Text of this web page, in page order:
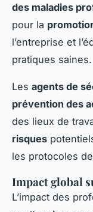
des maladies
pour la
l’entreprise et
pratiques saines.
Les agents de
prévention des
des lieux de
risques
les protocoles
Impact global
L’impact des